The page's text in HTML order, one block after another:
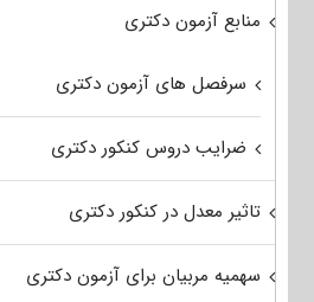
منابع آزمون دکتری
سرفصل های آزمون دکتری
ضرایب دروس کنکور دکتری
تاثیر معدل در کنکور دکتری
سهمیه مربیان برای آزمون دکتری